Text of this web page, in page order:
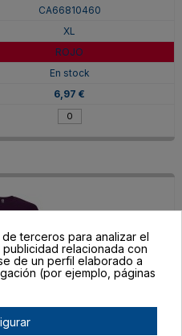
CA66810460
XL
ROJO
En stock
6,97 €
terceros para analizar el
relacionada con
de un perfil elaborado a
(por ejemplo, páginas